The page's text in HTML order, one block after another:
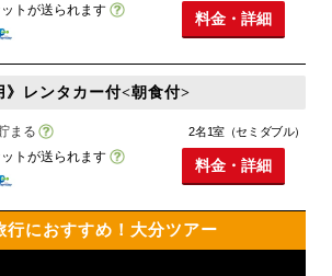
トが送られます
料金・詳細
》レンタカー付<朝食付>
まる
トが送られます
2名1室（セミダブル）
料金・詳細
行におすすめ！大分ツアー